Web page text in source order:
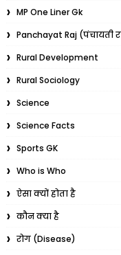
MP One Liner Gk
Panchayat Raj (पंचायती
Rural Development
Rural Sociology
Science
Science Facts
Sports GK
Who is Who
ऐसा क्यों होता है
कौन क्या है
रोग (Disease)